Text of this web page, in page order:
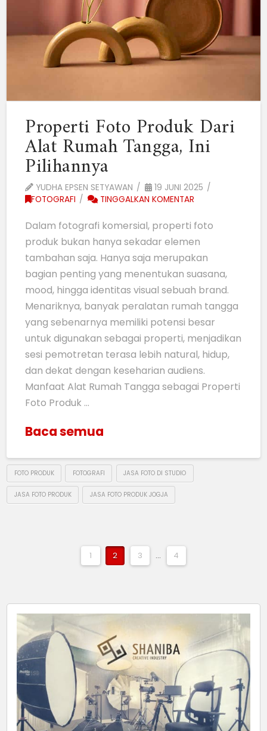
Properti Foto Produk Dari
Alat Rumah Tangga, Ini
Pilihannya
YUDHA EPSEN SETYAWAN
19 JUNI 2025
FOTOGRAFI
TINGGALKAN KOMENTAR
Dalam fotografi komersial, properti foto
produk bukan hanya sekadar elemen
tambahan saja. Hanya saja merupakan
bagian penting yang menentukan suasana,
mood, hingga identitas visual sebuah brand.
Menariknya, banyak peralatan rumah tangga
yang sebenarnya memiliki potensi besar
untuk digunakan sebagai properti, menjadikan
sesi pemotretan terasa lebih natural, hidup,
dan dekat dengan keseharian audiens.
Manfaat Alat Rumah Tangga sebagai Properti
Foto Produk …
Baca semua
FOTO PRODUK FOTOGRAFI JASA FOTO DI STUDIO
JASA FOTO PRODUK JASA FOTO PRODUK JOGJA
1 2 3 ... 4